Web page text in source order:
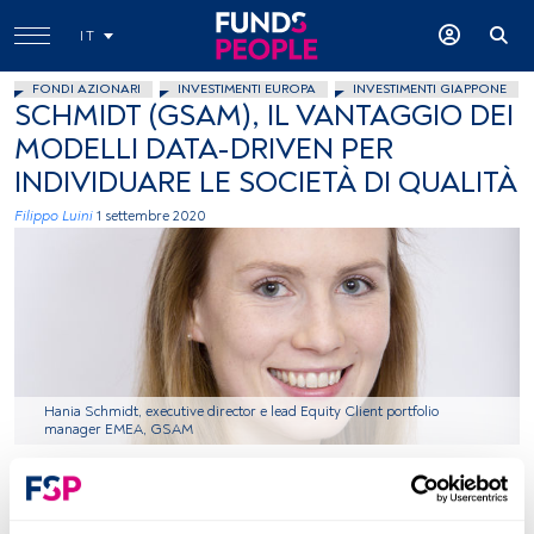
IT
FONDI AZIONARI INVESTIMENTI EUROPA INVESTIMENTI GIAPPONE
SCHMIDT (GSAM), IL VANTAGGIO DEI
MODELLI DATA-DRIVEN PER
INDIVIDUARE LE SOCIETÀ DI QUALITÀ
Filippo Luini 1 settembre 2020
Hania Schmidt, executive director e lead Equity Client portfolio
manager EMEA, GSAM